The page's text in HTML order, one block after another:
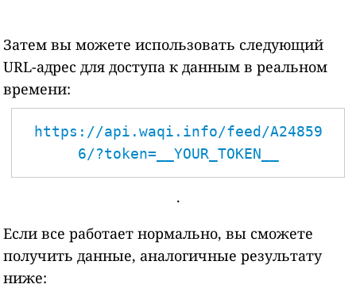
Затем вы можете использовать следующий
URL-адрес для доступа к данным в реальном
времени:
https://api.waqi.info/feed/A24859
6/?token=__YOUR_TOKEN__
.
Если все работает нормально, вы сможете
получить данные, аналогичные результату
ниже: